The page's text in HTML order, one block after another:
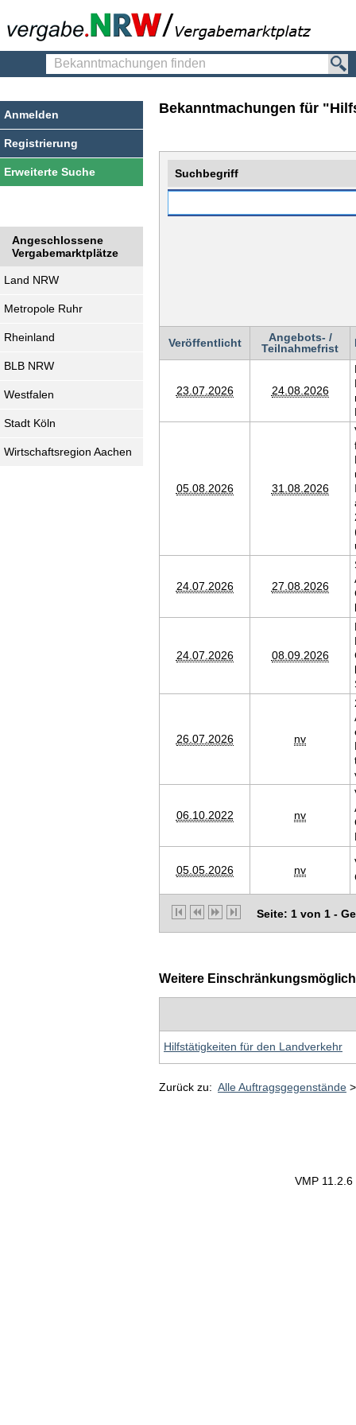
Bekanntmachungen
Anmelden
Registrierung
Erweiterte Suche
Angeschlossene
Vergabemarktplätze
Land NRW
Metropole Ruhr
Rheinland
BLB NRW
Westfalen
Stadt Köln
Wirtschaftsregion Aachen
Bekanntmachungen für
Suchbegriff
Veröffentlicht
Angebots- /
Teilnahmefrist
23.07.2026 24.08.2026
05.08.2026 31.08.2026
24.07.2026 27.08.2026
24.07.2026 08.09.2026
26.07.2026 nv
06.10.2022 nv
05.05.2026 nv
Seite: 1 von 1 -
Weitere
Hilfstätigkeiten für den Landverkehr
Zurück zu: Alle Auftragsgegenstände
VMP